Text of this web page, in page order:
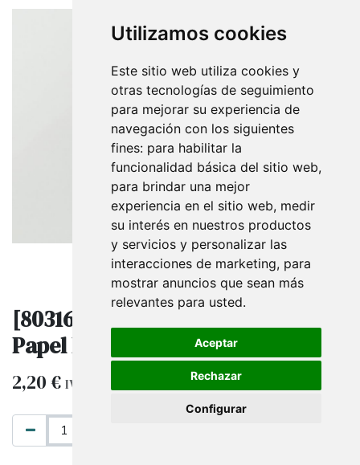
Utilizamos cookies
Este sitio web utiliza cookies y
otras tecnologías de seguimiento
para mejorar su experiencia de
navegación con los siguientes
fines: para habilitar la
funcionalidad básica del sitio web,
para brindar una mejor
experiencia en el sitio web, medir
su interés en nuestros productos
y servicios y personalizar las
interacciones de marketing, para
mostrar anuncios que sean más
relevantes para usted.
Aceptar
Rechazar
Configurar
[8031653058447] Cinta Blanca De
Papel Para Regalos 5X100M 6283
2,20€ IVA excluido